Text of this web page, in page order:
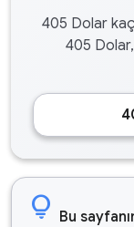
405 Dolar
405
lightbulb Bu